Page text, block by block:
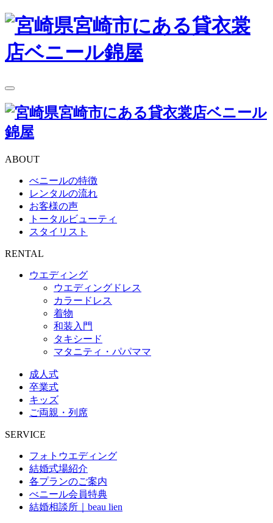
toggle
navigation
ABOUT
べニールの特徴
レンタルの流れ
お客様の声
トータルビューティ
スタイリスト
RENTAL
ウエディング
ウエディングドレス
カラードレス
着物
和装入門
タキシード
マタニティ・パパママ
成人式
卒業式
キッズ
ご両親・列席
SERVICE
フォトウエディング
結婚式場紹介
各プランのご案内
べニール会員特典
結婚相談所｜beau lien